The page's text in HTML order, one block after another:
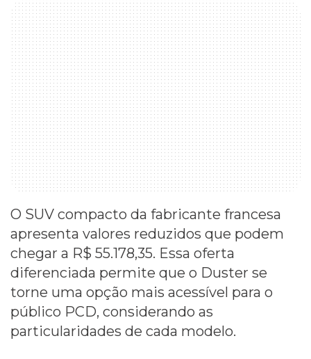
O SUV compacto da fabricante francesa
apresenta valores reduzidos que podem
chegar a R$ 55.178,35. Essa oferta
diferenciada permite que o Duster se
torne uma opção mais acessível para o
público PCD, considerando as
particularidades de cada modelo.